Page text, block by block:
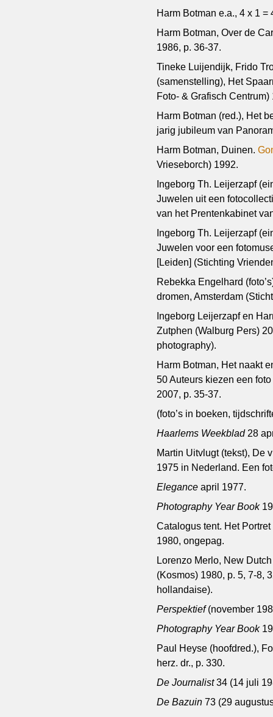
Harm Botman e.a., 4 x 1
Harm Botman, Over de
1986, p. 36-37.
Tineke Luijendijk, Frido
(samenstelling), Het
Foto- & Grafisch Centrum)
Harm Botman (red.), Het
jarig jubileum van
Harm Botman, Duinen.
Vrieseborch) 1992.
Ingeborg Th. Leijerzapf
Juwelen uit een
van het Prentenkabinet
Ingeborg Th. Leijerzapf
Juwelen voor een
[Leiden] (Stichting
Rebekka Engelhard
dromen, Amsterdam
Ingeborg Leijerzapf en
Zutphen (Walburg Pers)
photography).
Harm Botman, Het naakt
50 Auteurs kiezen een
2007, p. 35-37.
(foto’s in boeken,
Haarlems Weekblad28
Martin Uitvlugt (tekst), De
1975 in Nederland. Een
Elegance april 1977.
Photography Year Book
Catalogus tent. Het
1980, ongepag.
Lorenzo Merlo, New
(Kosmos) 1980, p. 5, 7-8,
hollandaise).
Perspektief(november
Photography Year Book
Paul Heyse (hoofdred.),
herz. dr., p. 330.
De Journalist34 (14 juli
De Bazuin 73 (29